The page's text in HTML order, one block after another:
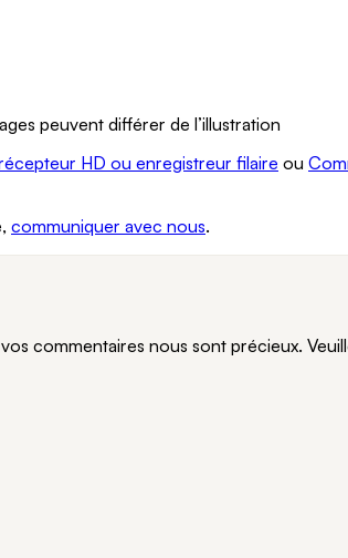
peuvent différer de l’illustration
HD ou enregistreur filaire ou
communiquer avec nous.
commentaires nous sont précieux.